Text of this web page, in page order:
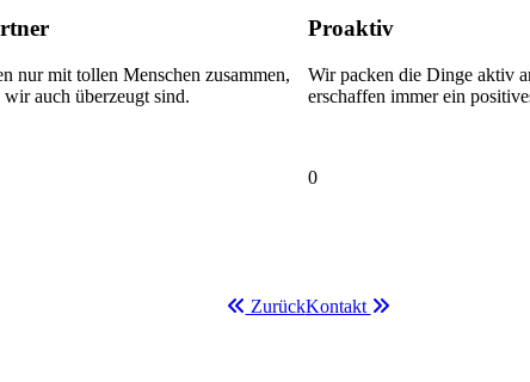
nur mit tollen Menschen zusammen,
wir auch überzeugt sind.
Proaktiv
Wir packen die Dinge aktiv
erschaffen immer ein
0
ZurückKontakt